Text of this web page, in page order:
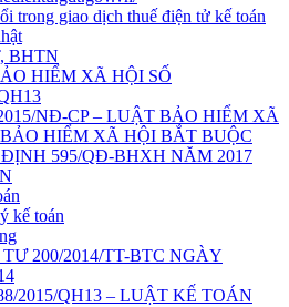
trong giao dịch thuế điện tử kế toán
BHTN
HIỂM XÃ HỘI SỐ
NĐ-CP – LUẬT BẢO HIỂM XÃ
HIỂM XÃ HỘI BẮT BUỘC
595/QĐ-BHXH NĂM 2017
kế toán
200/2014/TT-BTC NGÀY
2015/QH13 – LUẬT KẾ TOÁN